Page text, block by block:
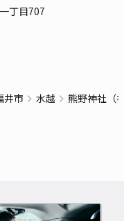
丁目707
井市 水越 熊野神社（